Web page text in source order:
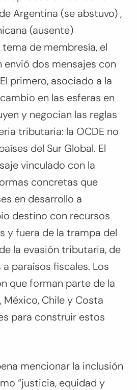
Argentina (se abstuvo) ,
(ausente)
de membresía, el
envió dos mensajes con
primero, asociado a la
en las esferas en
y negocian las reglas
tributaria: la OCDE no
del Sur Global. El
vinculado con la
concretas que
en desarrollo a
destino con recursos
y fuera de la trampa del
la evasión tributaria, de
paraísos fiscales. Los
que forman parte de la
México, Chile y Costa
para construir estos
mencionar la inclusión
“justicia, equidad y